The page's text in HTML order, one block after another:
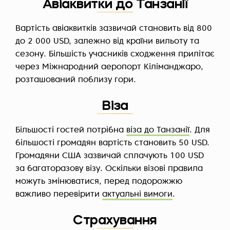
Авіаквитки до Танзанії
Вартість авіаквитків зазвичай становить від 800
до 2 000 USD, залежно від країни вильоту та
сезону. Більшість учасників сходження прилітає
через Міжнародний аеропорт Кіліманджаро,
розташований поблизу гори.
Віза
Більшості гостей потрібна віза до Танзанії. Для
більшості громадян вартість становить 50 USD.
Громадяни США зазвичай сплачують 100 USD
за багаторазову візу. Оскільки візові правила
можуть змінюватися, перед подорожжю
важливо перевірити актуальні вимоги.
Страхування